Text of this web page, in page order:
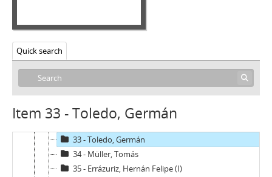
Quick search
Item 33 - Toledo, Germán
25 - Sesión de conversación sin invitado (II)
28 - Federecci, José Luis
30 - Cubillos, Hernán (IV)
31 - Claro, Jorge
33 - Toledo, Germán
34 - Müller, Tomás
35 - Errázuriz, Hernán Felipe (I)